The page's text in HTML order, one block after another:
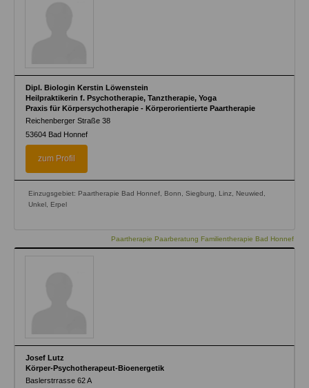
Dipl. Biologin Kerstin Löwenstein
Heilpraktikerin f. Psychotherapie, Tanztherapie, Yoga
Praxis für Körpersychotherapie - Körperorientierte Paartherapie
Reichenberger Straße 38
53604 Bad Honnef
zum Profil
Einzugsgebiet: Paartherapie Bad Honnef, Bonn, Siegburg, Linz, Neuwied,
Unkel, Erpel
Paartherapie Paarberatung Familientherapie Bad Honnef
Josef Lutz
Körper-Psychotherapeut-Bioenergetik
Baslerstrrasse 62 A